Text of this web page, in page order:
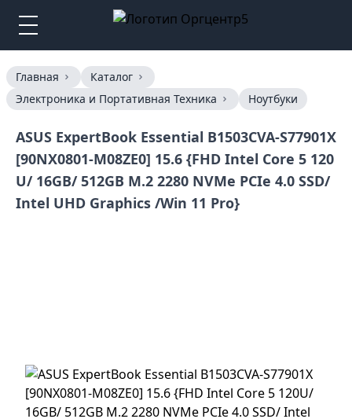
Главная
Каталог
Электроника и Портативная Техника
Ноутбуки
ASUS ExpertBook Essential B1503CVA-S77901X
[90NX0801-M08ZE0] 15.6 {FHD Intel Core 5 120
U/ 16GB/ 512GB M.2 2280 NVMe PCIe 4.0 SSD/
Intel UHD Graphics /Win 11 Pro}